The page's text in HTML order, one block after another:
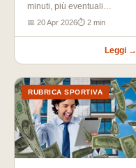
minuti, più eventuali
supplementari e rigori, per
conquistare un posto…
📅 20 Apr 2026⏱ 2 min
Leggi →
RUBRICA SPORTIVA